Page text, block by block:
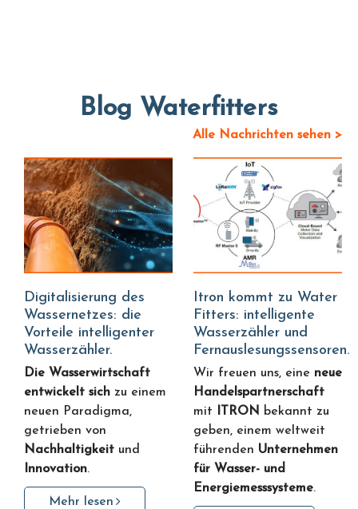
Blog Waterfitters
Alle Nachrichten sehen >
Digitalisierung des
Wassernetzes: die
Vorteile intelligenter
Wasserzähler.
Die Wasserwirtschaft
entwickelt sich zu einem
neuen Paradigma,
getrieben von
Nachhaltigkeit und
Innovation.
Mehr lesen
Itron kommt zu Water
Fitters: intelligente
Wasserzähler und
Fernauslesungssensoren.
Wir freuen uns, eine neue
Handelspartnerschaft
mit
ITRON bekannt zu
geben, einem weltweit
führenden Unternehmen
für Wasser- und
Energiemesssysteme.